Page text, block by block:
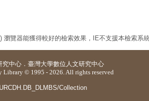
覽器能獲得較好的檢索效果，IE不支援本檢索系統
究中心 ． 臺灣大學數位人文研究中心
Library © 1995 - 2026. All rights reserved
Collection